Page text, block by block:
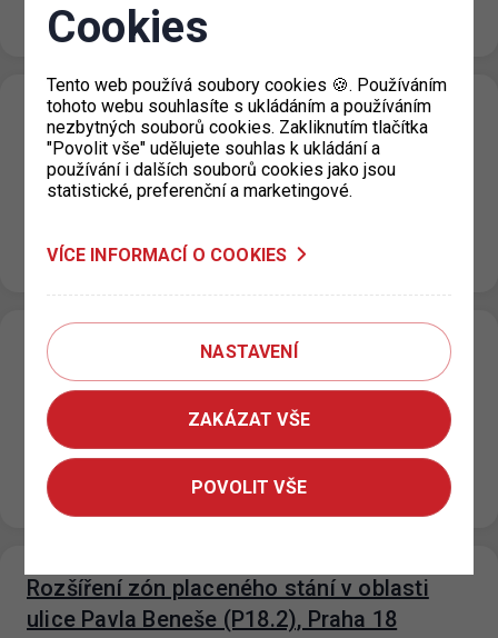
středu 22. 7. 2026…
P+R Nové Butovice snížení počtu
parkovacích míst
20. 7. 2026
hod. do…
Změna režimu zón placeného stání v ulici
U Výstaviště, Praha 7
15. 7. 2026
Na základě rozhodnutí příslušné městské části dochází
od 15. 7. 2026 ke změně režimu zóny placeného stání
(ZPS) v ulici…
Rozšíření zón placeného stání v oblasti
ulice Pavla Beneše (P18.2), Praha 18
Cookies
Tento web používá soubory cookies 🍪. Používáním
tohoto webu souhlasíte s ukládáním a používáním
nezbytných souborů cookies. Zakliknutím tlačítka
"Povolit vše" udělujete souhlas k ukládání a
používání i dalších souborů cookies jako jsou
statistické, preferenční a marketingové.
VÍCE INFORMACÍ O COOKIES
NASTAVENÍ
ZAKÁZAT VŠE
POVOLIT VŠE